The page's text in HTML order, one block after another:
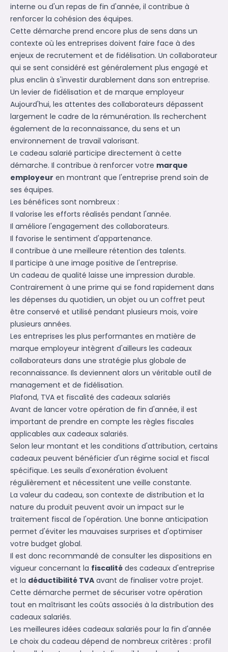
interne ou d'un repas de fin d'année, il contribue à
renforcer la cohésion des équipes.
Cette démarche prend encore plus de sens dans un
contexte où les entreprises doivent faire face à des
enjeux de recrutement et de fidélisation. Un collaborateur
qui se sent considéré est généralement plus engagé et
plus enclin à s'investir durablement dans son entreprise.
Un levier de fidélisation et de marque employeur
Aujourd'hui, les attentes des collaborateurs dépassent
largement le cadre de la rémunération. Ils recherchent
également de la reconnaissance, du sens et un
environnement de travail valorisant.
Le cadeau salarié participe directement à cette
démarche. Il contribue à renforcer votre marque
employeur en montrant que l'entreprise prend soin de
ses équipes.
Les bénéfices sont nombreux :
Il valorise les efforts réalisés pendant l'année.
Il améliore l'engagement des collaborateurs.
Il favorise le sentiment d'appartenance.
Il contribue à une meilleure rétention des talents.
Il participe à une image positive de l'entreprise.
Un cadeau de qualité laisse une impression durable.
Contrairement à une prime qui se fond rapidement dans
les dépenses du quotidien, un objet ou un coffret peut
être conservé et utilisé pendant plusieurs mois, voire
plusieurs années.
Les entreprises les plus performantes en matière de
marque employeur intègrent d'ailleurs les cadeaux
collaborateurs dans une stratégie plus globale de
reconnaissance. Ils deviennent alors un véritable outil de
management et de fidélisation.
Plafond, TVA et fiscalité des cadeaux salariés
Avant de lancer votre opération de fin d'année, il est
important de prendre en compte les règles fiscales
applicables aux cadeaux salariés.
Selon leur montant et les conditions d'attribution, certains
cadeaux peuvent bénéficier d'un régime social et fiscal
spécifique. Les seuils d'exonération évoluent
régulièrement et nécessitent une veille constante.
La valeur du cadeau, son contexte de distribution et la
nature du produit peuvent avoir un impact sur le
traitement fiscal de l'opération. Une bonne anticipation
permet d'éviter les mauvaises surprises et d'optimiser
votre budget global.
Il est donc recommandé de consulter les dispositions en
vigueur concernant la fiscalité des cadeaux d'entreprise
et la déductibilité TVA avant de finaliser votre projet.
Cette démarche permet de sécuriser votre opération
tout en maîtrisant les coûts associés à la distribution des
cadeaux salariés.
Les meilleures idées cadeaux salariés pour la fin d'année
Le choix du cadeau dépend de nombreux critères : profil